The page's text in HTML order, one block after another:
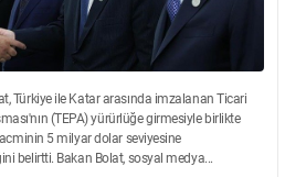
Türkiye ile Katar arasında imzalanan Ticari
(TEPA) yürürlüğe girmesiyle birlikte
5 milyar dolar seviyesine
belirtti. Bakan Bolat, sosyal medya...